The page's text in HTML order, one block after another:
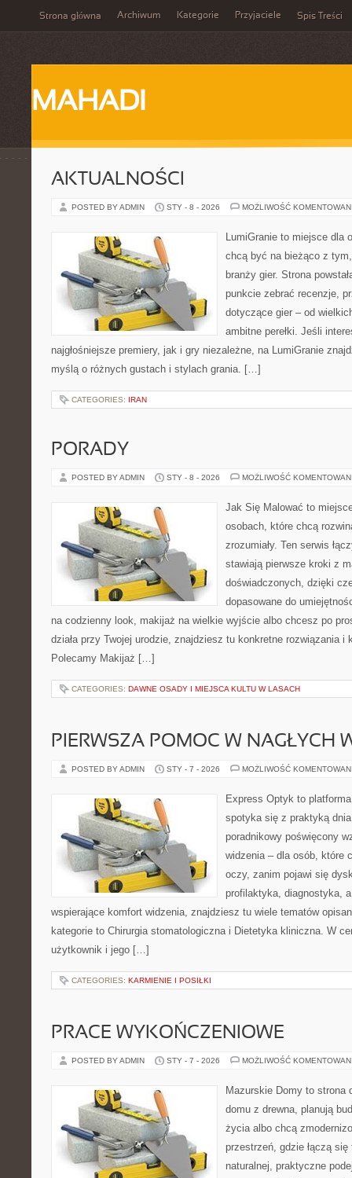
Strona główna Archiwum Kategorie Przyjaciele Spis Treści
MAHADI
AKTUALNOŚCI
POSTED BY ADMIN STY - 8 - 2026 MOŻLIWOŚĆ
LumiGranie to miejsce dla
chcą być na bieżąco z
branży gier. Strona
punkcie zebrać recenzje,
dotyczące gier – od
ambitne perełki. Jeśli
najgłośniejsze premiery, jak i gry niezależne, na LumiGranie
myślą o różnych gustach i stylach grania. […]
CATEGORIES: IRAN
PORADY
POSTED BY ADMIN STY - 8 - 2026 MOŻLIWOŚĆ
Jak Się Malować to
osobach, które chcą
zrozumiały. Ten serwis
stawiają pierwsze kroki z
doświadczonych, dzięki
dopasowane do
na codzienny look, makijaż na wielkie wyjście albo chcesz po
działa przy Twojej urodzie, znajdziesz tu konkretne rozwiązania i
Polecamy Makijaż […]
CATEGORIES: DAWNE OSADY I MIEJSCA KULTU W LASACH
PIERWSZA POMOC W NAGŁYCH
POSTED BY ADMIN STY - 7 - 2026 MOŻLIWOŚĆ
Express Optyk to
spotyka się z praktyką
poradnikowy poświęcony
widzenia – dla osób, które
oczy, zanim pojawi się
profilaktyka, diagnostyka,
wspierające komfort widzenia, znajdziesz tu wiele tematów
kategorie to Chirurgia stomatologiczna i Dietetyka kliniczna. W
użytkownik i jego […]
CATEGORIES: KARMIENIE I POSIŁKI
PRACE WYKOŃCZENIOWE
POSTED BY ADMIN STY - 7 - 2026 MOŻLIWOŚĆ
Mazurskie Domy to strona
domu z drewna, planują
życia albo chcą
przestrzeń, gdzie łączą
naturalnej, praktyczne